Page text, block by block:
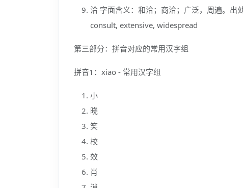
洽 字面含义：和洽；商洽；广泛，周遍。
consult, extensive, widespread
第三部分：拼音对应的常用汉字组
拼音1：xiao - 常用汉字组
小
晓
笑
校
效
肖